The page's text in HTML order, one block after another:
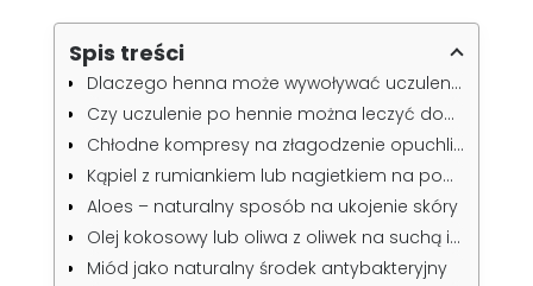
Spis treści
Dlaczego henna może wywoływać uczulenie?
Czy uczulenie po hennie można leczyć domowymi sposobami?
Chłodne kompresy na złagodzenie opuchlizny
Kąpiel z rumiankiem lub nagietkiem na podrażnioną skórę
Aloes – naturalny sposób na ukojenie skóry
Olej kokosowy lub oliwa z oliwek na suchą i swędzącą skórę
Miód jako naturalny środek antybakteryjny